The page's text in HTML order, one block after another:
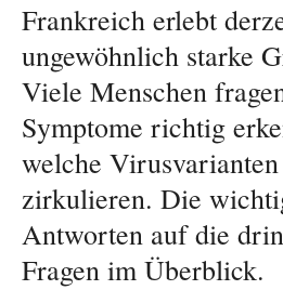
Frankreich erlebt
ungewöhnlich starke
Viele Menschen
Symptome richtig
welche
zirkulieren. Die
Antworten auf die
Fragen im Überblick.